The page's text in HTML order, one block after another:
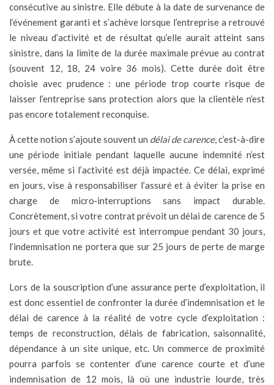
consécutive au sinistre. Elle débute à la date de survenance de
l’événement garanti et s’achève lorsque l’entreprise a retrouvé
le niveau d’activité et de résultat qu’elle aurait atteint sans
sinistre, dans la limite de la durée maximale prévue au contrat
(souvent 12, 18, 24 voire 36 mois). Cette durée doit être
choisie avec prudence : une période trop courte risque de
laisser l’entreprise sans protection alors que la clientèle n’est
pas encore totalement reconquise.
À cette notion s’ajoute souvent un délai de carence, c’est-à-dire
une période initiale pendant laquelle aucune indemnité n’est
versée, même si l’activité est déjà impactée. Ce délai, exprimé
en jours, vise à responsabiliser l’assuré et à éviter la prise en
charge de micro‑interruptions sans impact durable.
Concrètement, si votre contrat prévoit un délai de carence de 5
jours et que votre activité est interrompue pendant 30 jours,
l’indemnisation ne portera que sur 25 jours de perte de marge
brute.
Lors de la souscription d’une assurance perte d’exploitation, il
est donc essentiel de confronter la durée d’indemnisation et le
délai de carence à la réalité de votre cycle d’exploitation :
temps de reconstruction, délais de fabrication, saisonnalité,
dépendance à un site unique, etc. Un commerce de proximité
pourra parfois se contenter d’une carence courte et d’une
indemnisation de 12 mois, là où une industrie lourde, très